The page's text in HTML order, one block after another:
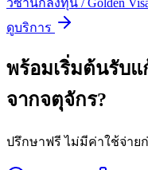
ดูบริการ
พร้อมเริ่มต้นรับแ
จากจตุจักร?
ปรึกษาฟรี ไม่มีค่าใช้จ่าย